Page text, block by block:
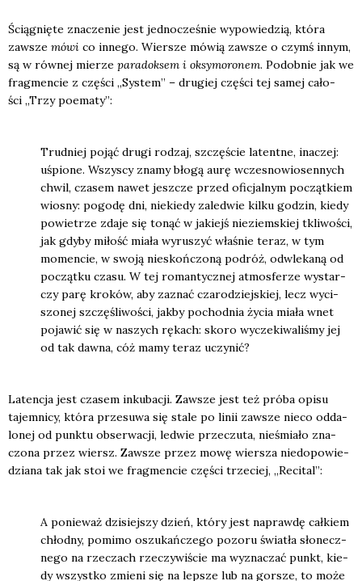
Ścią­gnię­te zna­cze­nie jest jed­no­cze­śnie wypo­wie­dzią, któ­ra
zawsze mówi co inne­go. Wier­sze mówią zawsze o czymś innym,
są w rów­nej mie­rze para­dok­sem i oksy­mo­ro­nem. Podob­nie jak we
frag­men­cie z czę­ści „Sys­tem” – dru­giej czę­ści tej samej cało­
ści „Trzy poema­ty”:
Trud­niej pojąć dru­gi rodzaj, szczę­ście latent­ne, ina­czej:
uśpio­ne. Wszy­scy zna­my bło­gą aurę wcze­sno­wio­sen­nych
chwil, cza­sem nawet jesz­cze przed ofi­cjal­nym począt­kiem
wio­sny: pogo­dę dni, nie­kie­dy zale­d­wie kil­ku godzin, kie­dy
powie­trze zda­je się tonąć w jakiejś nie­ziem­skiej tkli­wo­ści,
jak gdy­by miłość mia­ła wyru­szyć wła­śnie teraz, w tym
momen­cie, w swo­ją nie­skoń­czo­ną podróż, odwle­ka­ną od
począt­ku cza­su. W tej roman­tycz­nej atmos­fe­rze wystar­
czy parę kro­ków, aby zaznać cza­ro­dziej­skiej, lecz wyci­
szo­nej szczę­śli­wo­ści, jak­by pochod­nia życia mia­ła wnet
poja­wić się w naszych rękach: sko­ro wycze­ki­wa­li­śmy jej
od tak daw­na, cóż mamy teraz uczy­nić?
Laten­cja jest cza­sem inku­ba­cji. Zawsze jest też pró­ba opi­su
tajem­ni­cy, któ­ra prze­su­wa się sta­le po linii zawsze nie­co odda­
lo­nej od punk­tu obser­wa­cji, led­wie prze­czu­ta, nie­śmia­ło zna­
czo­na przez wiersz. Zawsze przez mowę wier­sza nie­do­po­wie­
dzia­na tak jak stoi we frag­men­cie czę­ści trze­ciej, „Reci­tal”:
A ponie­waż dzi­siej­szy dzień, któ­ry jest napraw­dę cał­kiem
chłod­ny, pomi­mo oszu­kań­cze­go pozo­ru świa­tła sło­necz­
ne­go na rze­czach rze­czy­wi­ście ma wyzna­czać punkt, kie­
dy wszyst­ko zmie­ni się na lep­sze lub na gor­sze, to może